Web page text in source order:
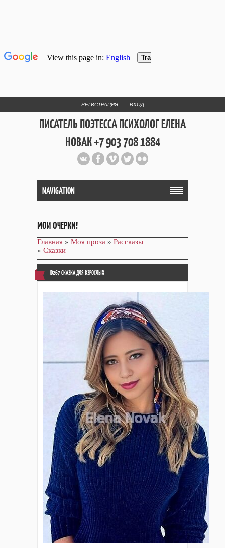
РЕГИСТРАЦИЯ ВХОД
ПИСАТЕЛЬ ПОЭТЕССА ПСИХОЛОГ ЕЛЕНА
НОВАК +7 903 708 1884
Официальный сайт репетитора
и Web Дизайнера Елены Новак
NAVIGATION
МОИ ОЧЕРКИ!
Главная » Моя проза » Рассказы
» Сказки
ID267 СКАЗКА ДЛЯ ВЗРОСЛЫХ